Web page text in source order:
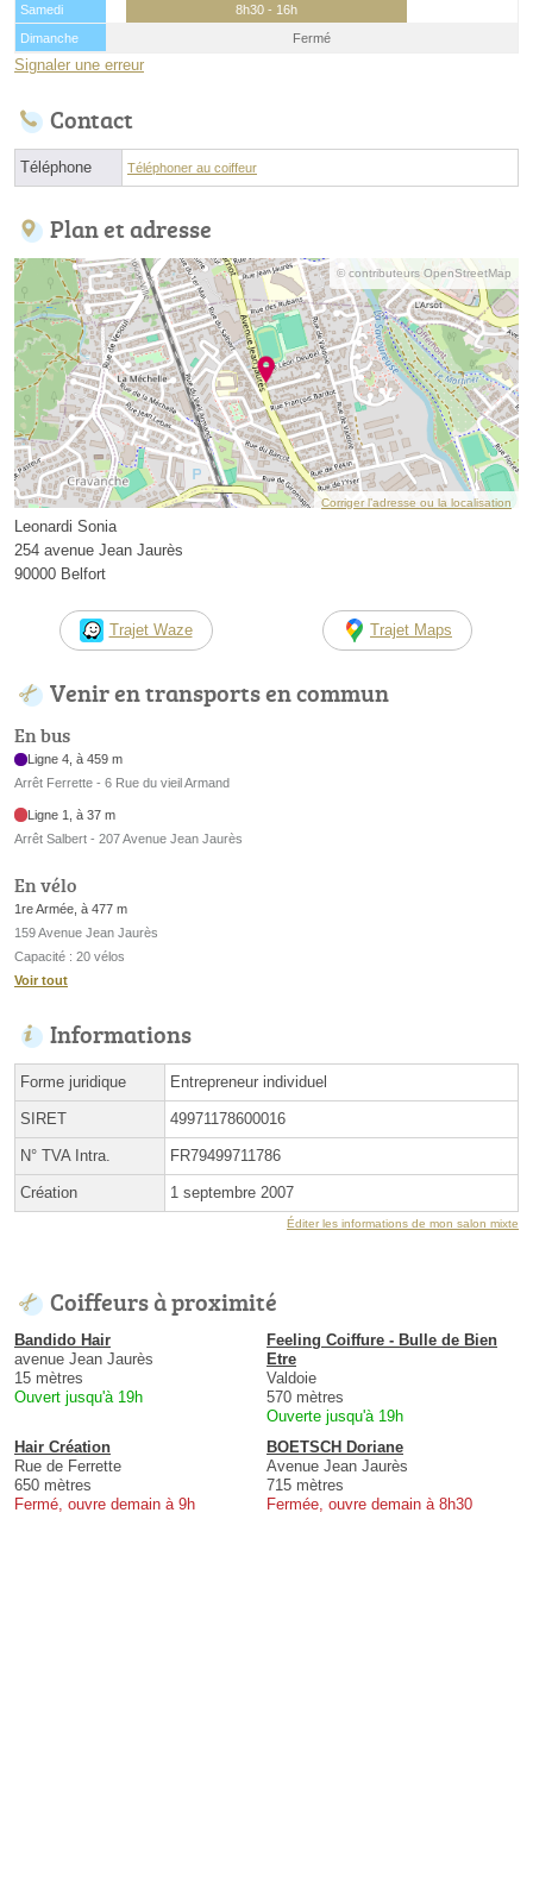
Samedi
8h30 - 16h
Dimanche
Fermé
Signaler une erreur
Contact
Téléphone Téléphoner au coiffeur
Plan et adresse
© contributeurs OpenStreetMap
Corriger l’adresse ou la localisation
Leonardi Sonia
254 avenue Jean Jaurès
90000 Belfort
Trajet Waze Trajet Maps
Venir en transports en commun
En bus
Ligne 4, à 459 m
Arrêt Ferrette - 6 Rue du vieil Armand
Ligne 1, à 37 m
Arrêt Salbert - 207 Avenue Jean Jaurès
En vélo
1re Armée, à 477 m
159 Avenue Jean Jaurès
Capacité : 20 vélos
Voir tout
Informations
Forme juridique Entrepreneur individuel
SIRET 49971178600016
N° TVA Intra. FR79499711786
Création 1 septembre 2007
Éditer les informations de mon salon mixte
Coiffeurs à proximité
Bandido Hair
avenue Jean Jaurès
15 mètres
Ouvert jusqu'à 19h
Feeling Coiffure - Bulle de Bien
Etre
Valdoie
570 mètres
Ouverte jusqu'à 19h
Hair Création
Rue de Ferrette
650 mètres
Fermé, ouvre demain à 9h
BOETSCH Doriane
Avenue Jean Jaurès
715 mètres
Fermée, ouvre demain à 8h30